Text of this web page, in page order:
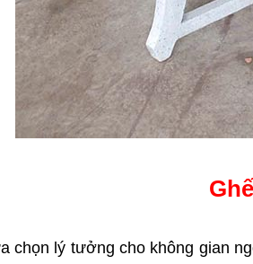
chọn lý tưởng cho không gian